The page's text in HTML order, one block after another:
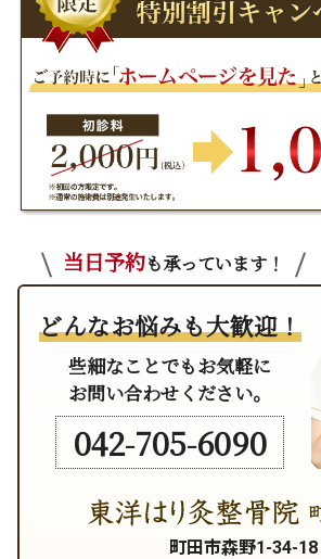
当日予約も承っています！
どんなお悩みも大歓迎！
些細なことでもお気軽に
お問い合わせください。
042-705-6090
町田市森野1-34-18